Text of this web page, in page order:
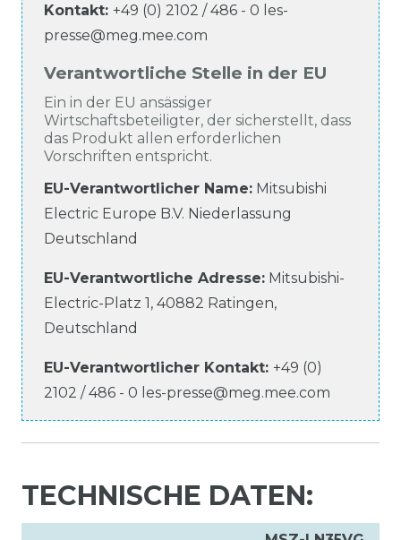
Kontakt: +49 (0) 2102 / 486 - 0 les-
presse@meg.mee.com
Verantwortliche Stelle in der EU
Ein in der EU ansässiger
Wirtschaftsbeteiligter, der sicherstellt, dass
das Produkt allen erforderlichen
Vorschriften entspricht.
EU-Verantwortlicher Name: Mitsubishi
Electric Europe B.V. Niederlassung
Deutschland
EU-Verantwortliche Adresse: Mitsubishi-
Electric-Platz 1, 40882 Ratingen,
Deutschland
EU-Verantwortlicher Kontakt: +49 (0)
2102 / 486 - 0 les-presse@meg.mee.com
TECHNISCHE DATEN: